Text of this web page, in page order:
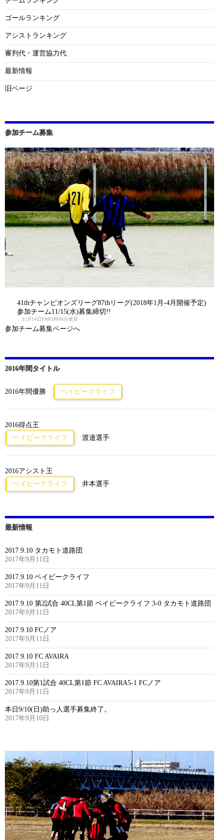
ゴールランキング
アシストランキング
審判代・運営協力代
最新情報
旧ページ
参加チーム募集
41thチャンピオンズリーグ87thリーグ(2018年1月-4月開催予定)
参加チーム11/15(水)募集締切!!
11月14日PM01時06分更新
参加チーム募集ページへ
2016年間タイトル
2016年間優勝 ベイビークライフ
2016得点王
ベイビークライフ
渡邉選手
2016アシスト王
ベイビークライフ
井本選手
最新情報
2017.9.10 タカモト道路団
2017年9月11日
2017.9.10 ベイビークライフ
2017年9月11日
2017.9.10 第2試合 40CL第1節 ベイビークライフ 3-0 タカモト道路団
2017年9月11日
2017.9.10 FCノア
2017年9月11日
2017.9.10 FC AVAIRA
2017年9月11日
2017.9.10第1試合 40CL第1節 FC AVAIRA5-1 FCノア
2017年9月11日
本日9/10(日)助っ人選手募集終了。
2017年9月10日